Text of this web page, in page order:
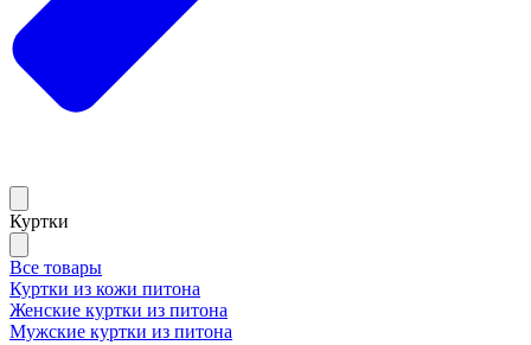
Куртки
Все товары
Куртки из кожи питона
Женские куртки из питона
Мужские куртки из питона